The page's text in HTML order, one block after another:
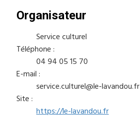
Organisateur
Service culturel
Téléphone :
04 94 05 15 70
E-mail :
service.culturel@le-lavandou.fr
Site :
https://le-lavandou.fr